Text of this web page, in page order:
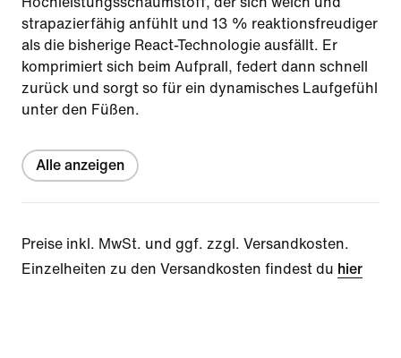
strapazierfähig anfühlt und 13 % reaktionsfreudiger
als die bisherige React-Technologie ausfällt. Er
komprimiert sich beim Aufprall, federt dann schnell
zurück und sorgt so für ein dynamisches Laufgefühl
unter den Füßen.
Alle anzeigen
Preise inkl. MwSt. und ggf. zzgl. Versandkosten.
Einzelheiten zu den Versandkosten findest du hier